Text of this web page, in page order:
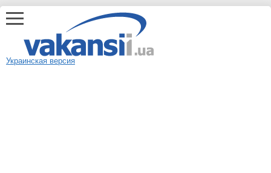
Украинская версия